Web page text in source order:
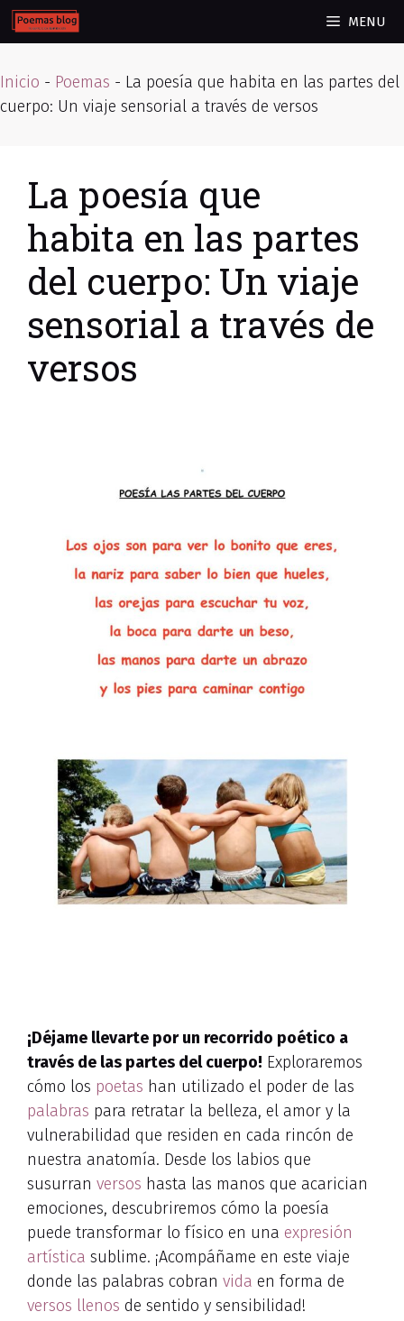
Skip
to
MENU
Inicio - Poemas - La poesía que habita en las partes del
cuerpo: Un viaje sensorial a través de versos
La poesía que
habita en las partes
del cuerpo: Un viaje
sensorial a través de
versos
¡Déjame llevarte por un recorrido poético a
través de las partes del cuerpo! Exploraremos
cómo los poetas han utilizado el poder de las
palabras para retratar la belleza, el amor y la
vulnerabilidad que residen en cada rincón de
nuestra anatomía. Desde los labios que
susurran versos hasta las manos que acarician
emociones, descubriremos cómo la poesía
puede transformar lo físico en una expresión
artística sublime. ¡Acompáñame en este viaje
donde las palabras cobran vida en forma de
versos llenos de sentido y sensibilidad!